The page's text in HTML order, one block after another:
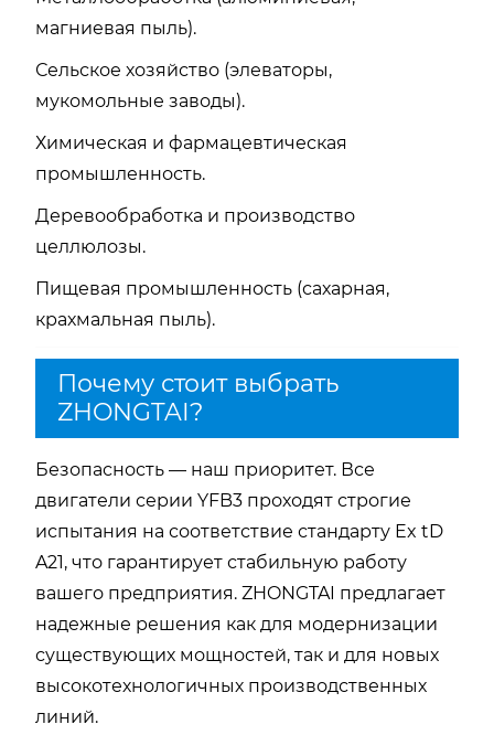
магниевая пыль).
Сельское хозяйство (элеваторы,
мукомольные заводы).
Химическая и фармацевтическая
промышленность.
Деревообработка и производство
целлюлозы.
Пищевая промышленность (сахарная,
крахмальная пыль).
Почему стоит выбрать
ZHONGTAI?
Безопасность — наш приоритет. Все
двигатели серии YFB3 проходят строгие
испытания на соответствие стандарту Ex tD
A21, что гарантирует стабильную работу
вашего предприятия. ZHONGTAI предлагает
надежные решения как для модернизации
существующих мощностей, так и для новых
высокотехнологичных производственных
линий.